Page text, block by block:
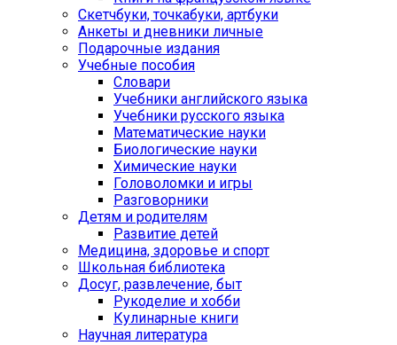
Cкетчбуки, точкабуки, артбуки
Анкеты и дневники личные
Подарочные издания
Учебные пособия
Словари
Учебники английского языка
Учебники русского языка
Математические науки
Биологические науки
Химические науки
Головоломки и игры
Разговорники
Детям и родителям
Развитие детей
Медицина, здоровье и спорт
Школьная библиотека
Досуг, развлечение, быт
Рукоделие и хобби
Кулинарные книги
Научная литература